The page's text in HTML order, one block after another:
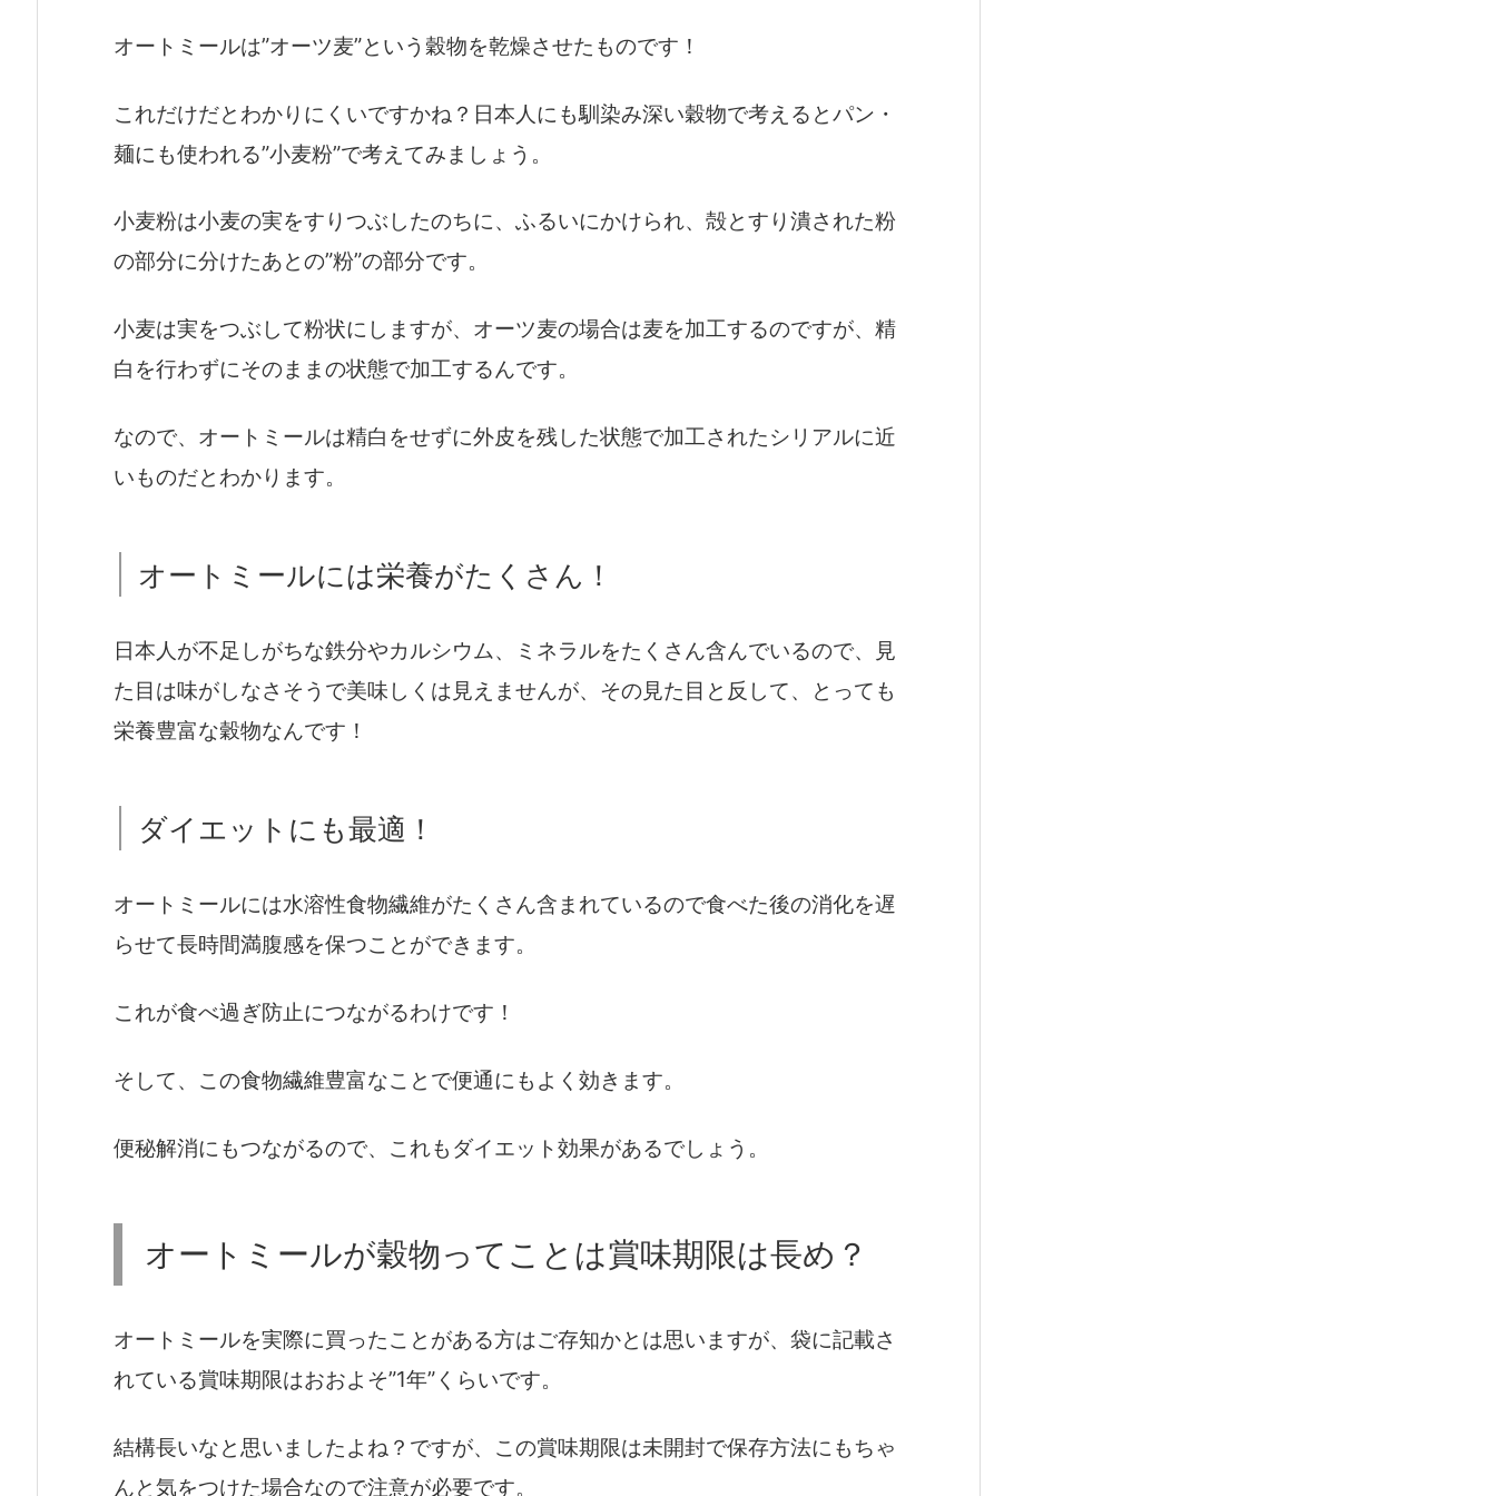
オートミールは”オーツ麦”という穀物を乾燥させたものです！
これだけだとわかりにくいですかね？日本人にも馴染み深い穀物で考えるとパン・
麺にも使われる”小麦粉”で考えてみましょう。
小麦粉は小麦の実をすりつぶしたのちに、ふるいにかけられ、殻とすり潰された粉
の部分に分けたあとの”粉”の部分です。
小麦は実をつぶして粉状にしますが、オーツ麦の場合は麦を加工するのですが、精
白を行わずにそのままの状態で加工するんです。
なので、オートミールは精白をせずに外皮を残した状態で加工されたシリアルに近
いものだとわかります。
オートミールには栄養がたくさん！
日本人が不足しがちな鉄分やカルシウム、ミネラルをたくさん含んでいるので、見
た目は味がしなさそうで美味しくは見えませんが、その見た目と反して、とっても
栄養豊富な穀物なんです！
ダイエットにも最適！
オートミールには水溶性食物繊維がたくさん含まれているので食べた後の消化を遅
らせて長時間満腹感を保つことができます。
これが食べ過ぎ防止につながるわけです！
そして、この食物繊維豊富なことで便通にもよく効きます。
便秘解消にもつながるので、これもダイエット効果があるでしょう。
オートミールが穀物ってことは賞味期限は長め？
オートミールを実際に買ったことがある方はご存知かとは思いますが、袋に記載さ
れている賞味期限はおおよそ”1年”くらいです。
結構長いなと思いましたよね？ですが、この賞味期限は未開封で保存方法にもちゃ
んと気をつけた場合なので注意が必要です。